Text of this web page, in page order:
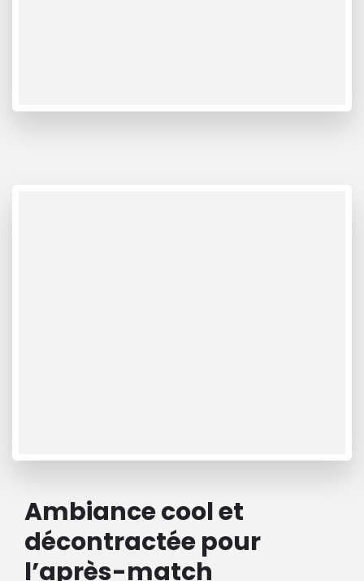
Ambiance cool et
décontractée pour
l’après-match